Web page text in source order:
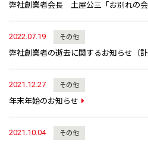
弊社創業者会長 土屋公三「お別れの
2022.07.19 その他
弊社創業者の逝去に関するお知らせ（訃
2021.12.27 その他
年末年始のお知らせ
2021.10.04 その他